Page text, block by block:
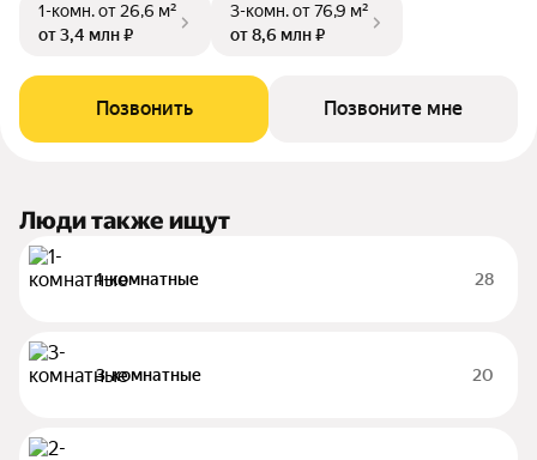
1-комн.от 26,6 м²
от 3,4 млн ₽
3-комн.от 76,9 м²
от 8,6 млн ₽
Позвонить Позвоните мне
Люди также ищут
1-комнатные 28
3-комнатные 20